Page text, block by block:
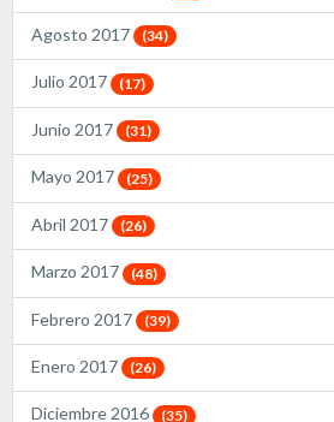
Agosto 2017 (34)
Julio 2017 (17)
Junio 2017 (31)
Mayo 2017 (25)
Abril 2017 (26)
Marzo 2017 (48)
Febrero 2017 (39)
Enero 2017 (26)
Diciembre 2016 (35)